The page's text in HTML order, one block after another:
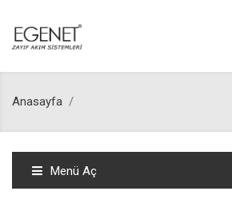
Anasayfa
Menü Aç